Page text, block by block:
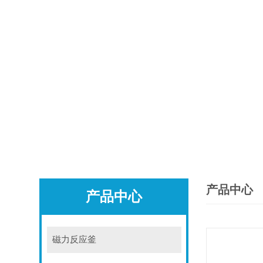
产品中心
磁力反应釜
产品中心